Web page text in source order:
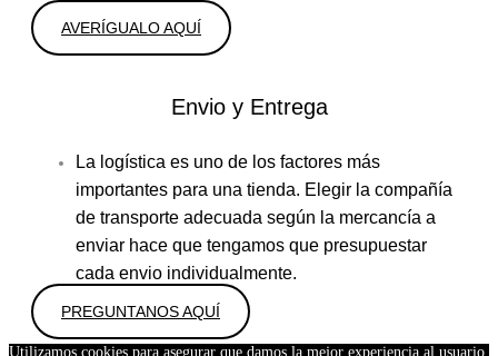
AVERÍGUALO AQUÍ
Envio y Entrega
La logística es uno de los factores más
importantes para una tienda. Elegir la compañía
de transporte adecuada según la mercancía a
enviar hace que tengamos que presupuestar
cada envio individualmente.
PREGUNTANOS AQUÍ
Utilizamos cookies para asegurar que damos la mejor experiencia al usuario